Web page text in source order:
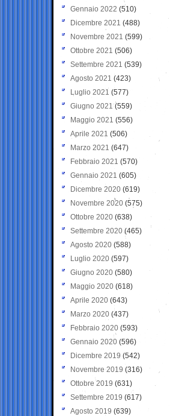
Gennaio 2022 (510)
Dicembre 2021 (488)
Novembre 2021 (599)
Ottobre 2021 (506)
Settembre 2021 (539)
Agosto 2021 (423)
Luglio 2021 (577)
Giugno 2021(559)
Maggio 2021 (556)
Aprile 2021 (506)
Marzo 2021 (647)
Febbraio 2021 (570)
Gennaio 2021 (605)
Dicembre 2020 (619)
Novembre 2020 (575)
Ottobre 2020 (638)
Settembre 2020(465)
Agosto 2020 (588)
Luglio 2020 (597)
Giugno 2020 (580)
Maggio 2020 (618)
Aprile 2020 (643)
Marzo 2020 (437)
Febbraio 2020 (593)
Gennaio 2020 (596)
Dicembre 2019 (542)
Novembre 2019 (316)
Ottobre 2019 (631)
Settembre 2019 (617)
Agosto 2019 (639)